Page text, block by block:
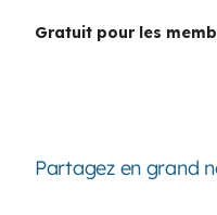
Gratuit pour les
Partagez en grand